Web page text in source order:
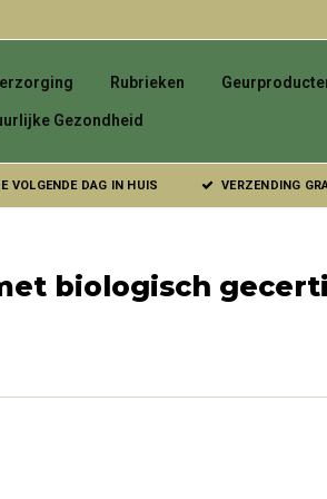
Rubrieken
Gezondheid
VOLGENDE DAG IN HUIS VERZENDING
biologisch